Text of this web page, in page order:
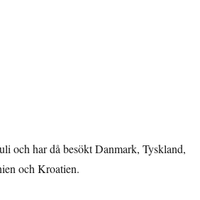
och har då besökt Danmark, Tyskland,
och Kroatien.